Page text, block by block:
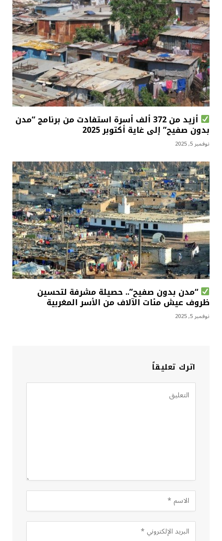
أزيد من 372 ألف أسرة استفادت من برنامج “مدن
بدون صفيح” إلى غاية أكتوبر 2025
نوفمبر 5, 2025
“مدن بدون صفيح”.. حصيلة مشرفة لتحسين
ظروف عيش مئات الآلاف من الأسر المغربية
نوفمبر 5, 2025
اترك تعليقاً